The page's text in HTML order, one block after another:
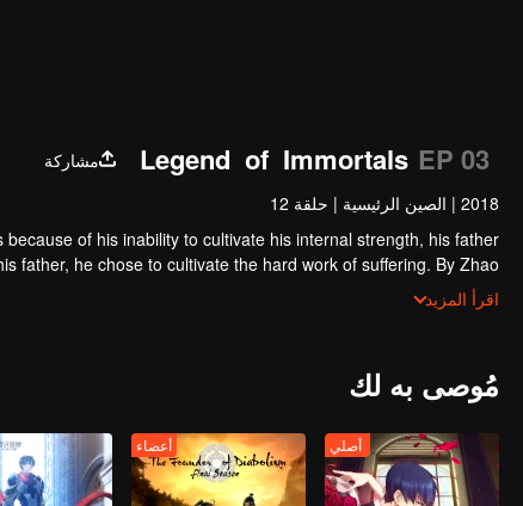
Legend of Immortals EP 03
مشاركة
2018
| الصين الرئيسية | حلقة 12
of his inability to cultivate his internal strength, his father
father, he chose to cultivate the hard work of suffering. By Zhao
horse thief, he saved his childhood play with Tieshan and Iron
stars fell into tears and merged into his body. It is doomed that
اقرأ المزيد
مُوصى به لك
أصلي أعضاء